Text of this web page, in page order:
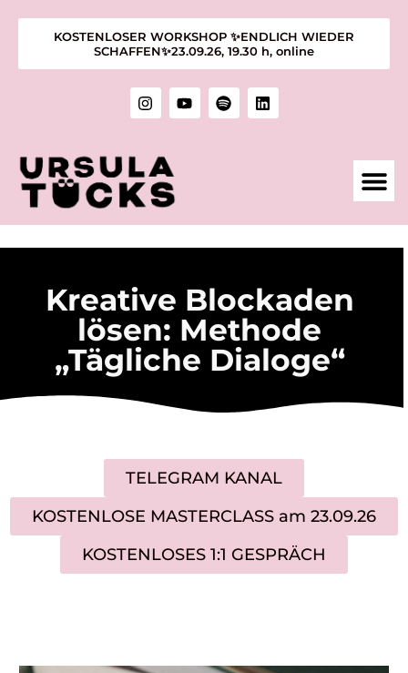
KOSTENLOSER WORKSHOP ✨ENDLICH WIEDER
SCHAFFEN✨23.09.26, 19.30 h, online
Kreative Blockaden
lösen: Methode
„Tägliche Dialoge“
TELEGRAM KANAL
KOSTENLOSE MASTERCLASS am 23.09.26
KOSTENLOSES 1:1 GESPRÄCH